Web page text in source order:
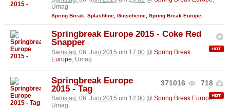
Umag
Spring Break, Splashline, Gutscheine, Spring Break Europe,
Springbreak Europe 2015 - Coke Red
Snapper
Samstag, 06. Juni 2015 um 17:00 @ Spring Break
Europe , Umag
371016 718
Springbreak Europe
2015 - Tag
Samstag, 06. Juni 2015 um 12:00 @ Spring Break Europe,
Umag